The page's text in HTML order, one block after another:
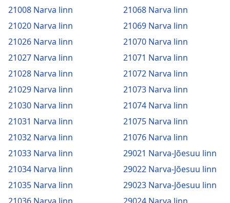
21008 Narva linn
21020 Narva linn
21026 Narva linn
21027 Narva linn
21028 Narva linn
21029 Narva linn
21030 Narva linn
21031 Narva linn
21032 Narva linn
21033 Narva linn
21034 Narva linn
21035 Narva linn
21068 Narva linn
21069 Narva linn
21070 Narva linn
21071 Narva linn
21072 Narva linn
21073 Narva linn
21074 Narva linn
21075 Narva linn
21076 Narva linn
29021 Narva-Jõesuu linn
29022 Narva-Jõesuu linn
29023 Narva-Jõesuu linn